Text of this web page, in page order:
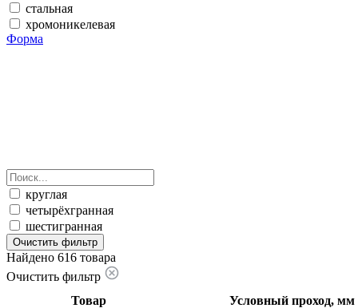
стальная
хромоникелевая
Форма
круглая
четырёхгранная
шестигранная
Очистить фильтр
Найдено 616 товара
Очистить фильтр
Товар
Условный проход, мм